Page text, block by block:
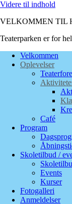
Videre til indhold
VELKOMMEN TIL
Teaterparken er for
Velkommen
Oplevelser
Café
Program
Skoletilbud /
Events
Kurser
Fotogalleri
Anmeldelser